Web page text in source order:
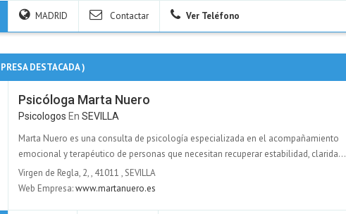
MADRID Contactar Ver Teléfono
DESTACADA )
Psicóloga Marta Nuero
Psicologos En SEVILLA
Marta Nuero es una consulta de psicología especializada en el acompañamiento
emocional y terapéutico de personas que necesitan recuperar estabilidad, clarida...
Virgen de Regla, 2,, 41011 ,SEVILLA
Web Empresa:www.martanuero.es